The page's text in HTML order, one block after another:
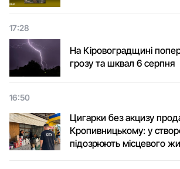
17:28
На Кіровоградщині
грозу та шквал 6 серпня
16:50
Цигарки без акцизу
Кропивницькому: у
підозрюють місцевого